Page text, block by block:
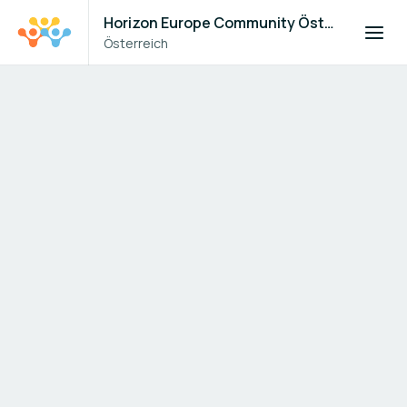
Horizon Europe Community Österreich
Österreich